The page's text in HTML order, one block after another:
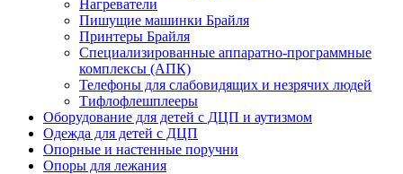
Нагреватели
Пишущие машинки Брайля
Принтеры Брайля
Специализированные аппаратно-программные
комплексы (АПК)
Телефоны для слабовидящих и незрячих людей
Тифлофлешплееры
Оборудование для детей с ДЦП и аутизмом
Одежда для детей с ДЦП
Опорные и настенные поручни
Опоры для лежания